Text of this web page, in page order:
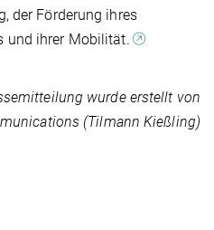
der Förderung ihres
und ihrer Mobilität.
wurde erstellt von
(Tilmann Kießling)